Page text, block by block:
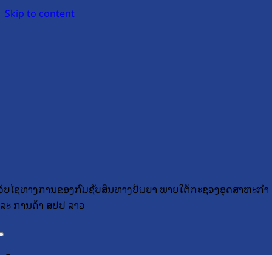
Skip to content
ບໄຊທາງການຂອງກົມຊັບສິນທາງປັນຍາ ພາຍໃຕ້ກະຊວງອຸດສາຫະກຳ
ະ ການຄ້າ ສປປ ລາວ